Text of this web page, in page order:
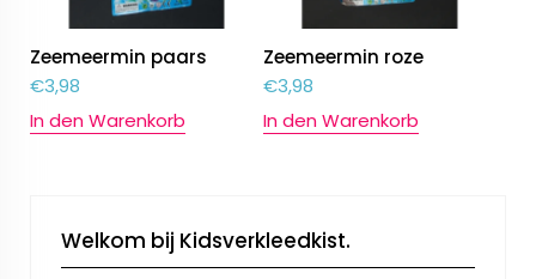
Zeemeermin paars
€3,98
In den Warenkorb
Zeemeermin roze
€3,98
In den Warenkorb
Welkom bij Kidsverkleedkist.